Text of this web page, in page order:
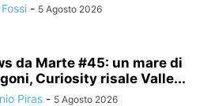
- 5 Agosto 2026
da Marte #45: un mare di
Curiosity risale Valle...
Piras - 5 Agosto 2026